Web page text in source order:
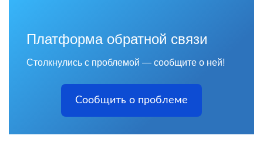
Платформа обратной связи
Столкнулись с проблемой — сообщите о ней!
Сообщить о проблеме